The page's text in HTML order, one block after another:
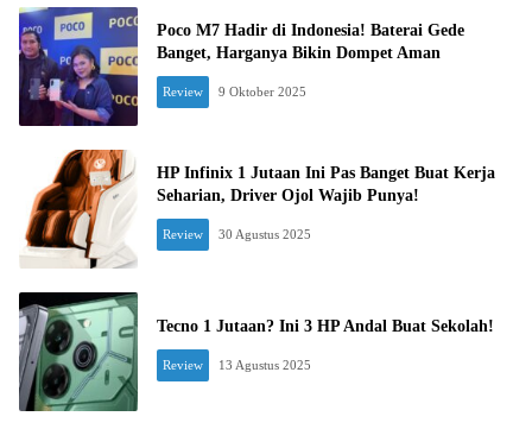
Poco M7 Hadir di Indonesia! Baterai Gede
Banget, Harganya Bikin Dompet Aman
Review 9 Oktober 2025
HP Infinix 1 Jutaan Ini Pas Banget Buat Kerja
Seharian, Driver Ojol Wajib Punya!
Review 30 Agustus 2025
Tecno 1 Jutaan? Ini 3 HP Andal Buat Sekolah!
Review 13 Agustus 2025